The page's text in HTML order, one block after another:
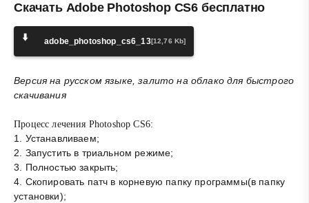
Скачать Adobe Photoshop CS6 бесплатно
⬇️ adobe_photoshop_cs6_13[12,76 Kb]
Версия на русском языке, залито на облако для быстрого
скачивания
Процесс лечения Photoshop CS6:
1. Устанавливаем;
2. Запустить в триальном режиме;
3. Полностью закрыть;
4. Скопировать патч в корневую папку программы(в папку
установки);